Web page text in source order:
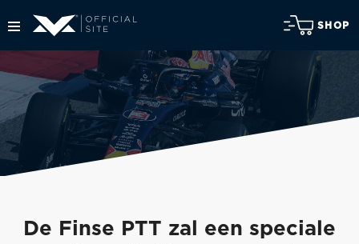
SHOP
De Finse PTT zal een speciale